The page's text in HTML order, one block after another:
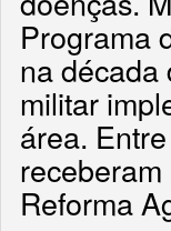
Programa
na década
militar
área.
Reforma